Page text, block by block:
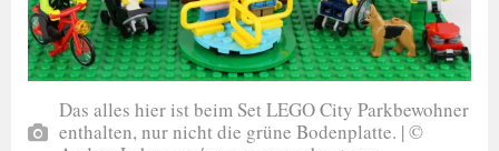
Das alles hier ist beim Set LEGO City Parkbewohner
enthalten, nur nicht die grüne Bodenplatte. | ©